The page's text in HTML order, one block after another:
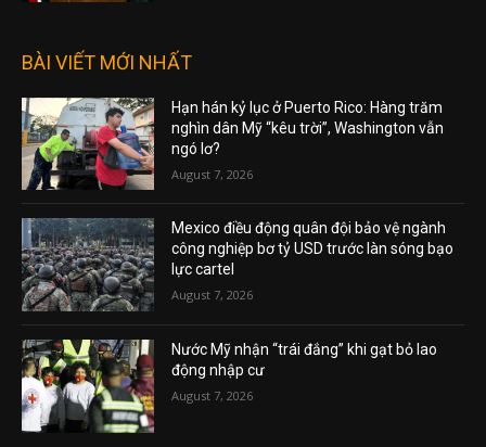
BÀI VIẾT MỚI NHẤT
Hạn hán kỷ lục ở Puerto Rico: Hàng trăm
nghìn dân Mỹ “kêu trời”, Washington vẫn
ngó lơ?
August 7, 2026
Mexico điều động quân đội bảo vệ ngành
công nghiệp bơ tỷ USD trước làn sóng bạo
lực cartel
August 7, 2026
Nước Mỹ nhận “trái đắng” khi gạt bỏ lao
động nhập cư
August 7, 2026